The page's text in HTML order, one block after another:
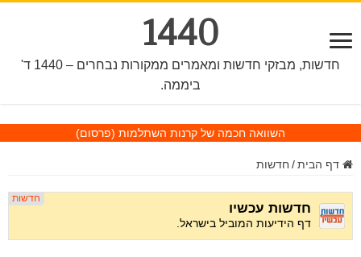
1440
חדשות, מבזקי חדשות ומאמרים ממקורות נבחרים – 1440 ד'
ביממה.
השוואה חכמה של קרנות השתלמות (פרסום)
דף הבית / חדשות